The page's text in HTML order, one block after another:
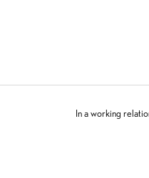
In a working